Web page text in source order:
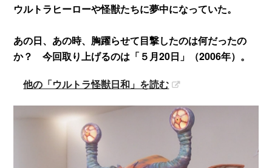
ウルトラヒーローや怪獣たちに夢中になっていた。
あの日、あの時、胸躍らせて目撃したのは何だったの
か？ 今回取り上げるのは「５月20日」（2006年）。
他の「ウルトラ怪獣日和」を読む